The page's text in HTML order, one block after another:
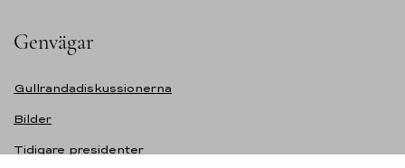
Genvägar
Gullrandadiskussionerna
Bilder
Tidigare presidenter